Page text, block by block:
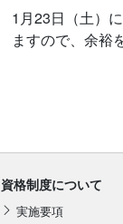
1月23日（土）
ますので、余裕
資格制度について
実施要項